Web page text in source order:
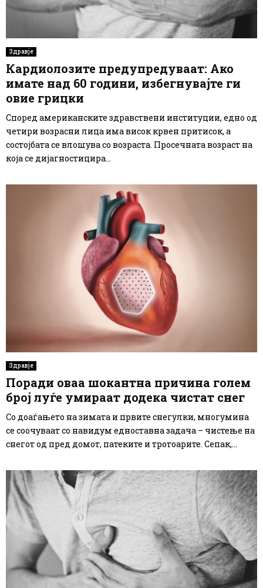
Здравје
Кардиолозите предупредуваат: Ако
имате над 60 години, избегнувајте ги
овие грицки
Според американските здравствени институции, едно од
четири возрасни лица има висок крвен притисок, а
состојбата се влошува со возраста. Просечната возраст на
која се дијагностицира...
Здравје
Поради оваа шокантна причина голем
број луѓе умираат додека чистат снег
Со доаѓањето на зимата и првите снегулки, многумина
се соочуваат со навидум едноставна задача – чистење на
снегот од пред домот, патеките и тротоарите. Сепак,...